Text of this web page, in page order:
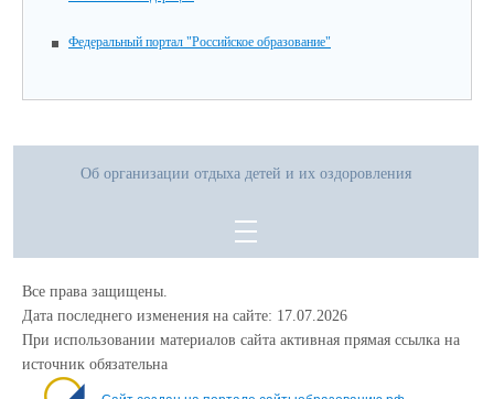
Федеральный портал "Российское образование"
Об организации отдыха детей и их оздоровления
Все права защищены.
Дата последнего изменения на сайте: 17.07.2026
При использовании материалов сайта активная прямая ссылка на
источник обязательна